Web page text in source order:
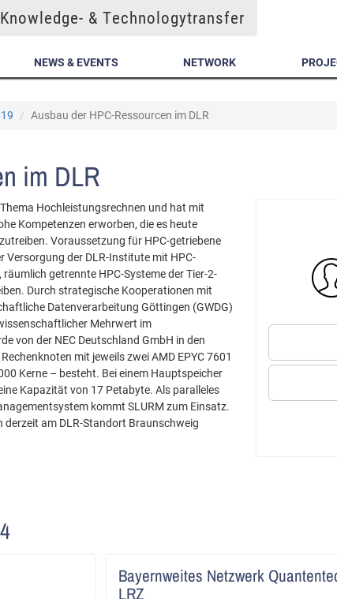
& Technologytransfer
NEWS & EVENTS NETWORK
Ausbau der HPC-Ressourcen im DLR
im DLR
Hochleistungsrechnen und hat mit
Kompetenzen erworben, die es heute
Voraussetzung für HPC-getriebene
Versorgung der DLR-Institute mit HPC-
getrennte HPC-Systeme der Tier-2-
Durch strategische Kooperationen mit
Datenverarbeitung Göttingen (GWDG)
Mehrwert im
von der NEC Deutschland GmbH in den
mit jeweils zwei AMD EPYC 7601
Kerne – besteht. Bei einem Hauptspeicher
Kapazität von 17 Petabyte. Als paralleles
kommt SLURM zum Einsatz.
derzeit am DLR-Standort Braunschweig
Bayernweites Netzwerk
LRZ